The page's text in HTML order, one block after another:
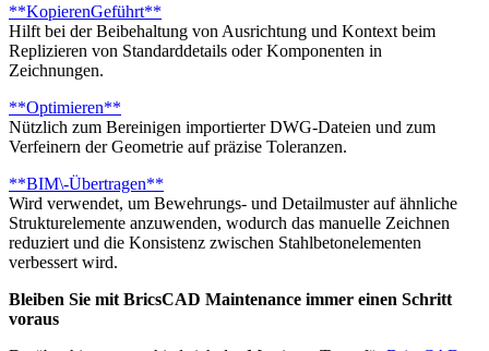
**KopierenGeführt**
Hilft bei der Beibehaltung von Ausrichtung und Kontext beim
Replizieren von Standarddetails oder Komponenten in
Zeichnungen.
**Optimieren**
Nützlich zum Bereinigen importierter DWG-Dateien und zum
Verfeinern der Geometrie auf präzise Toleranzen.
**BIM\-Übertragen**
Wird verwendet, um Bewehrungs- und Detailmuster auf ähnliche
Strukturelemente anzuwenden, wodurch das manuelle Zeichnen
reduziert und die Konsistenz zwischen Stahlbetonelementen
verbessert wird.
Bleiben Sie mit BricsCAD Maintenance immer einen Schritt
voraus